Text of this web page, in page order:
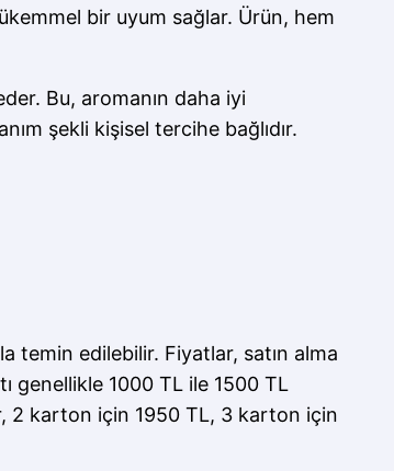
bir uyum sağlar. Ürün, hem
Bu, aromanın daha iyi
şekli kişisel tercihe bağlıdır.
temin edilebilir. Fiyatlar, satın alma
genellikle 1000 TL ile 1500 TL
2 karton için 1950 TL, 3 karton için